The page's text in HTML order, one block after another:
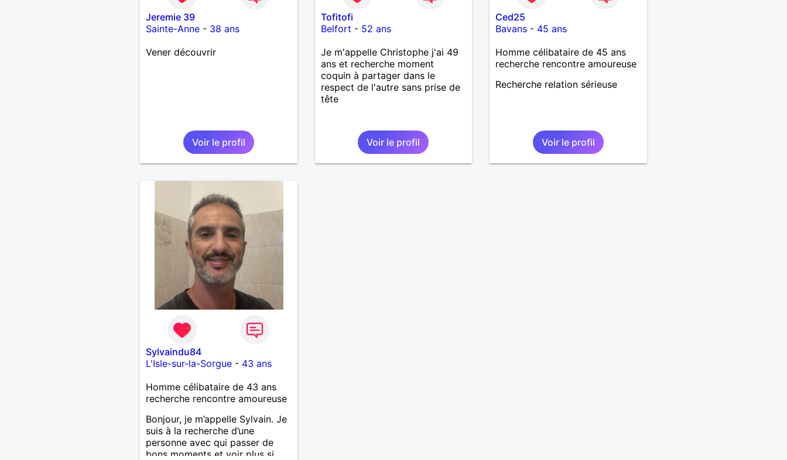
Jeremie 39
Sainte-Anne- 38 ans
Vener découvrir
Voir le profil
Tofitofi
Belfort - 52 ans
Je m'appelle Christophe j'ai 49
ans et recherche moment
coquin à partager dans le
respect de l'autre sans prise de
tête
Voir le profil
Ced25
Bavans - 45 ans
Homme célibataire de 45 ans
recherche rencontre amoureuse
Recherche relation sérieuse
Voir le profil
Sylvaindu84
L'Isle-sur-la-Sorgue- 43 ans
Homme célibataire de 43 ans
recherche rencontre amoureuse
Bonjour, je m’appelle Sylvain. Je
suis à la recherche d’une
personne avec qui passer de
bons moments et voir plus si